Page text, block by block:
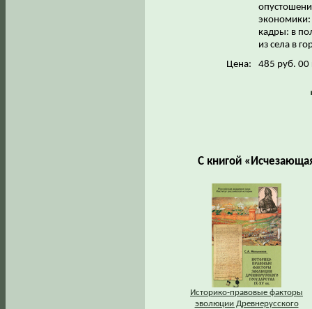
экономики:
кадры: в
из села в
Цена:
485 руб. 00
С книгой
Историко-правовые факторы
эволюции Древнерусского